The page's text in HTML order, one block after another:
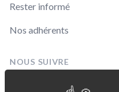
Rester informé
Nos adhérents
NOUS SUIVRE
Facebook